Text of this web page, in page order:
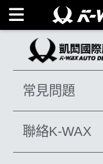
SN-480 陶瓷鍍膜_疏水
常見問題
聯絡K-WAX